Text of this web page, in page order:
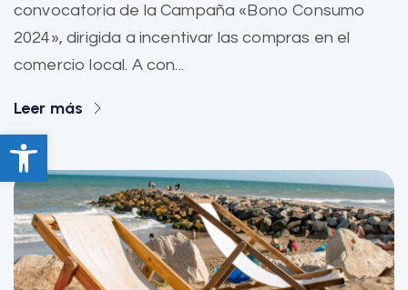
Abrir barra de herramientas
convocatoria de la Campaña «Bono Consumo
2024», dirigida a incentivar las compras en el
comercio local. A con...
Leer más